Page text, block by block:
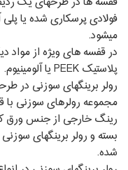
فولادی پرسکاری شده یا
می‏شود.
در قفسه ‏های ویژه از مواد
پلاستیک PEEK یا آلومینیوم.
رولر برینگ‏های سوزنی در
مجموعه رولرهای سوزنی با
رینگ خارجی از جنس ورق
بسته و رولر برینگ‏های
شده.